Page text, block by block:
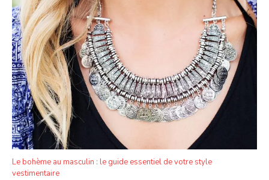
Le bohème au masculin : le guide essentiel de votre style
vestimentaire